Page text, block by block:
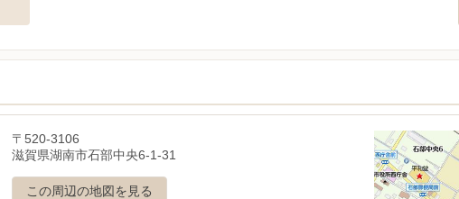
〒520-3106
滋賀県湖南市石部中央6-1-31
この周辺の地図を見る